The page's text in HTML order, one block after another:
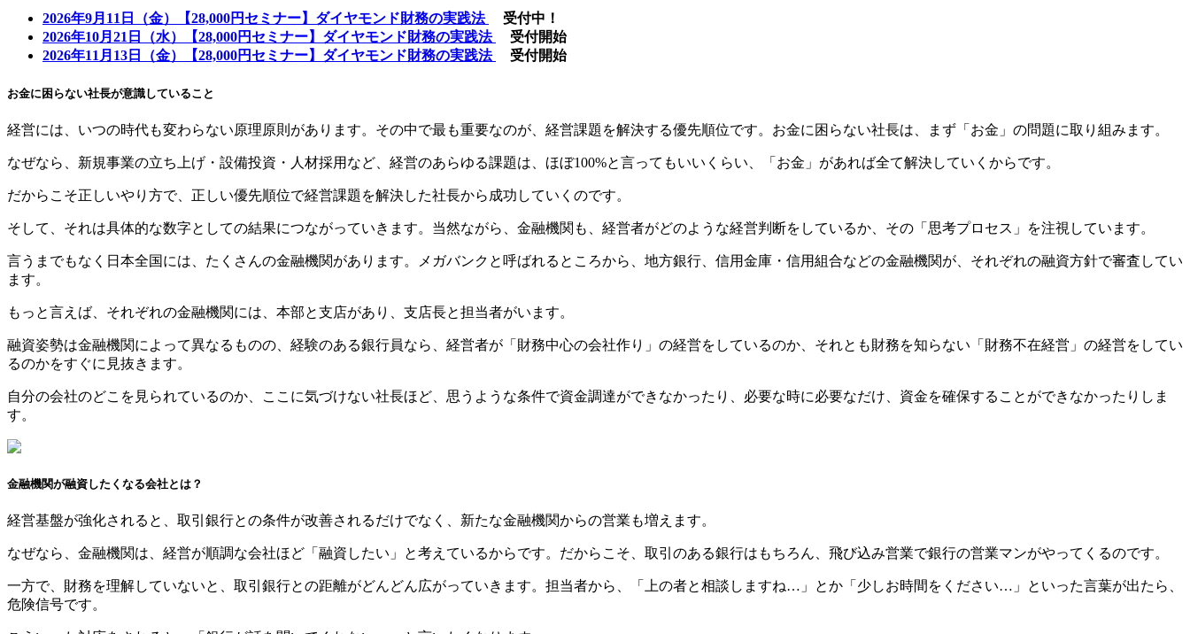
2026年9月11日（金）【28,000円セミナー】ダイヤモンド財務の実践法
受付中！
2026年10月21日（水）【28,000円セミナー】ダイヤモンド財務の実践法
受付開始
2026年11月13日（金）【28,000円セミナー】ダイヤモンド財務の実践法
受付開始
お金に困らない社長が意識していること
経営には、いつの時代も変わらない原理原則があります。その中で最も重要なのが、経営課題を解決する優先順位です。お金に困らない社長は、まず「お金」の問題に取り組みます。
なぜなら、新規事業の立ち上げ・設備投資・人材採用など、経営のあらゆる課題は、ほぼ100%と言ってもいいくらい、「お金」があれば全て解決していくからです。
だからこそ正しいやり方で、正しい優先順位で経営課題を解決した社長から成功していくのです。
そして、それは具体的な数字としての結果につながっていきます。当然ながら、金融機関も、経営者がどのような経営判断をしているか、その「思考プロセス」を注視しています。
言うまでもなく日本全国には、たくさんの金融機関があります。メガバンクと呼ばれるところから、地方銀行、信用金庫・信用組合などの金融機関が、それぞれの融資方針で審査してい
ます。
もっと言えば、それぞれの金融機関には、本部と支店があり、支店長と担当者がいます。
融資姿勢は金融機関によって異なるものの、経験のある銀行員なら、経営者が「財務中心の会社作り」の経営をしているのか、それとも財務を知らない「財務不在経営」の経営をしてい
るのかをすぐに見抜きます。
自分の会社のどこを見られているのか、ここに気づけない社長ほど、思うような条件で資金調達ができなかったり、必要な時に必要なだけ、資金を確保することができなかったりしま
す。
金融機関が融資したくなる会社とは？
経営基盤が強化されると、取引銀行との条件が改善されるだけでなく、新たな金融機関からの営業も増えます。
なぜなら、金融機関は、経営が順調な会社ほど「融資したい」と考えているからです。だからこそ、取引のある銀行はもちろん、飛び込み営業で銀行の営業マンがやってくるのです。
一方で、財務を理解していないと、取引銀行との距離がどんどん広がっていきます。担当者から、「上の者と相談しますね…」とか「少しお時間をください…」といった言葉が出たら、
危険信号です。